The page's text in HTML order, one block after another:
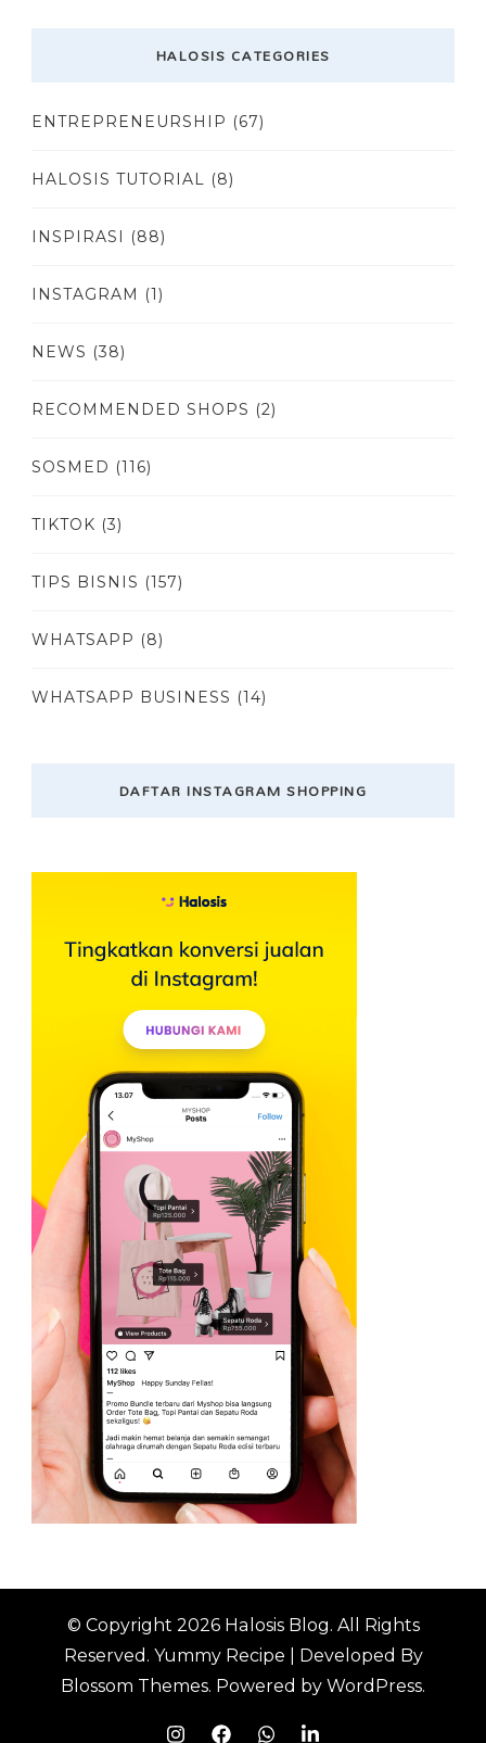
HALOSIS CATEGORIES
ENTREPRENEURSHIP (67)
HALOSIS TUTORIAL (8)
INSPIRASI (88)
INSTAGRAM (1)
NEWS (38)
RECOMMENDED SHOPS (2)
SOSMED (116)
TIKTOK (3)
TIPS BISNIS (157)
WHATSAPP (8)
WHATSAPP BUSINESS (14)
DAFTAR INSTAGRAM SHOPPING
© Copyright 2026 Halosis Blog. All Rights
Reserved. Yummy Recipe | Developed By
Blossom Themes. Powered by WordPress.